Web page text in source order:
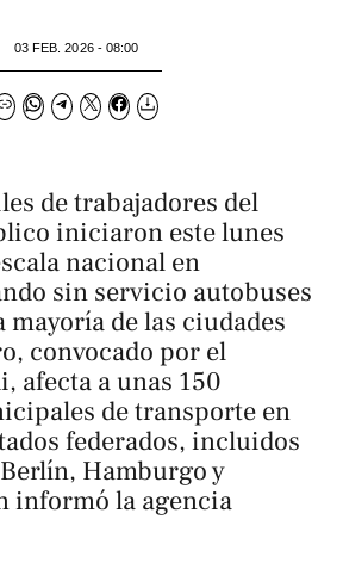
03 FEB. 2026 - 08:00
de trabajadores del
iniciaron este lunes
nacional en
sin servicio autobuses
mayoría de las ciudades
convocado por el
afecta a unas 150
de transporte en
federados, incluidos
Hamburgo y
informó la agencia